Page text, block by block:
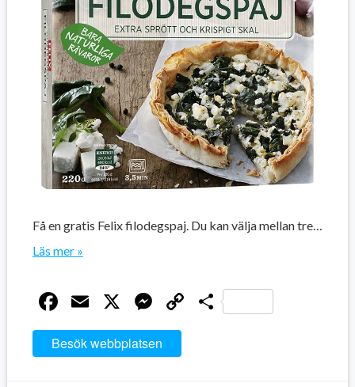
Få en gratis Felix filodegspaj. Du kan välja mellan tre…
Läs mer »
Facebook
Email
X Messenger
CopyDela
Besök webbplatsen